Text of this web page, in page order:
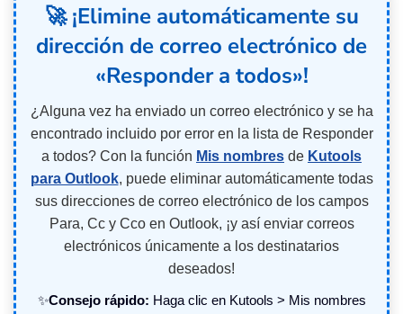
🚀 ¡Elimine automáticamente su
dirección de correo electrónico de
«Responder a todos»!
¿Alguna vez ha enviado un correo electrónico y se ha
encontrado incluido por error en la lista de Responder
a todos? Con la función Mis nombres de Kutools
para Outlook, puede eliminar automáticamente todas
sus direcciones de correo electrónico de los campos
Para, Cc y Cco en Outlook, ¡y así enviar correos
electrónicos únicamente a los destinatarios
deseados!
✨Consejo rápido: Haga clic en Kutools > Mis nombres